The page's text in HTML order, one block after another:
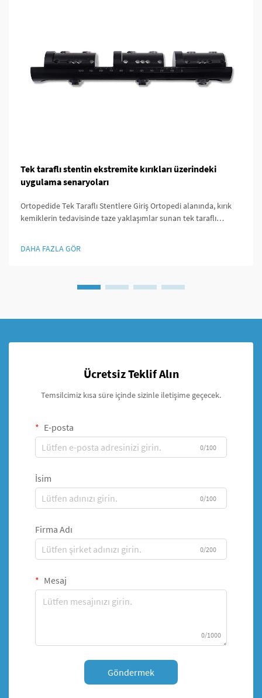
Tek taraflı stentin ekstremite kırıkları üzerindeki
uygulama senaryoları
Ortopedide Tek Taraflı Stentlere Giriş Ortopedi alanında, kırık
kemiklerin tedavisinde taze yaklaşımlar sunan tek taraflı
boyunca doktorlar genellikle harici fiksasyon cihazlarını tercih
ettiler...
DAHA FAZLA GÖR
Ücretsiz Teklif Alın
Temsilcimiz kısa süre içinde sizinle iletişime geçecek.
E-posta
0/100
İsim
0/100
Firma Adı
0/200
Mesaj
0/1000
Göndermek